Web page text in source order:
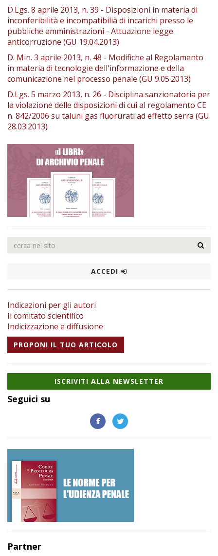
D.Lgs. 8 aprile 2013, n. 39 - Disposizioni in materia di
inconferibilità e incompatibilià di incarichi presso le
pubbliche amministrazioni - Attuazione legge
anticorruzione (GU 19.04.2013)
D. Min. 3 aprile 2013, n. 48 - Modifiche al Regolamento
in materia di tecnologie dell'informazione e della
comunicazione nel processo penale (GU 9.05.2013)
D.Lgs. 5 marzo 2013, n. 26 - Disciplina sanzionatoria per
la violazione delle disposizioni di cui al regolamento CE
n. 842/2006 su taluni gas fluorurati ad effetto serra (GU
28.03.2013)
ACCEDI
Indicazioni per gli autori
Il comitato scientifico
Indicizzazione e diffusione
PROPONI IL TUO ARTICOLO
ISCRIVITI ALLA NEWSLETTER
Seguici su
Partner